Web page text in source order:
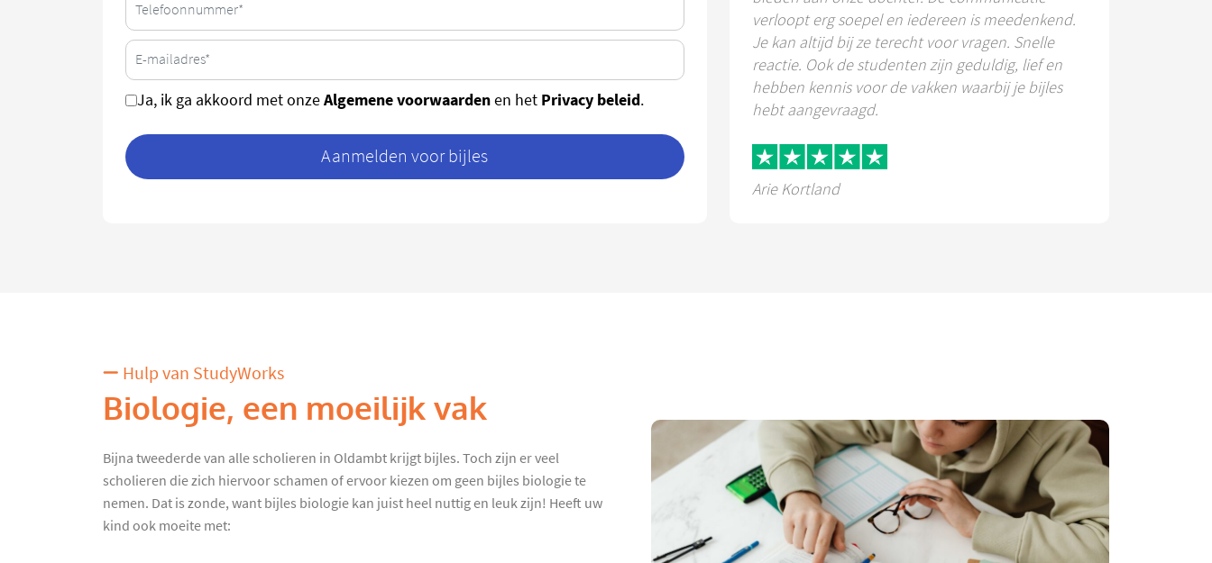
Ja, ik ga akkoord met onzeAlgemene voorwaardenen het Privacy beleid.
Aanmelden voor bijles
verloopt erg soepel en iedereen is meedenkend.
Je kan altijd bij ze terecht voor vragen. Snelle
reactie. Ook de studenten zijn geduldig, lief en
hebben kennis voor de vakken waarbij je bijles
hebt aangevraagd.
Arie Kortland
Hulp van StudyWorks
Biologie, een moeilijk vak
Bijna tweederde van alle scholieren in Oldambt krijgt bijles. Toch zijn er veel
scholieren die zich hiervoor schamen of ervoor kiezen om geen bijles biologie te
nemen. Dat is zonde, want bijles biologie kan juist heel nuttig en leuk zijn! Heeft uw
kind ook moeite met: